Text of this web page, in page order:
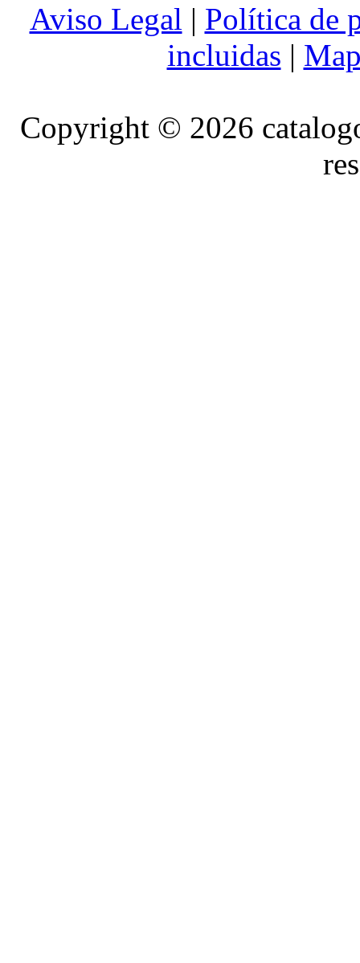
Aviso Legal | Política de
incluidas |
Copyright © 2026